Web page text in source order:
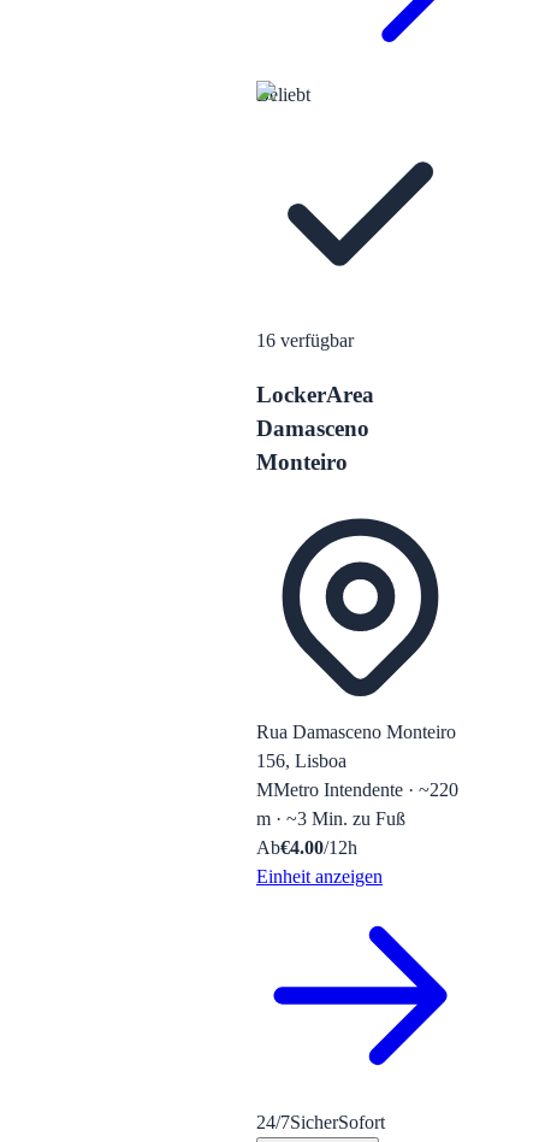
Beliebt
16 verfügbar
LockerArea
Damasceno
Monteiro
Rua Damasceno Monteiro
156, Lisboa
MMetro Intendente · ~220
m · ~3 Min. zu Fuß
Ab€4.00/12h
Einheit anzeigen
24/7SicherSofort